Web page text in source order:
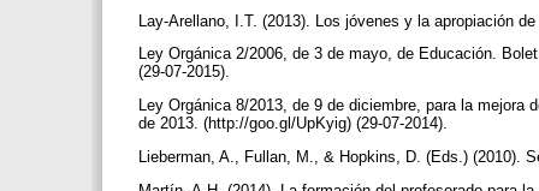
Lay-Arellano, I.T. (2013). Los jóvenes y la apropiación
Ley Orgánica 2/2006, de 3 de mayo, de Educación.
(29-07-2015).
Ley Orgánica 8/2013, de 9 de diciembre, para la
de 2013. (http://goo.gl/UpKyig) (29-07-2014).
Lieberman, A., Fullan, M., & Hopkins, D. (Eds.) (2010).